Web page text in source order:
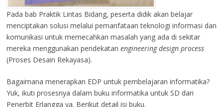
Pada bab Praktik Lintas Bidang, peserta didik akan belajar
menciptakan solusi melalui pemanfataan teknologi informasi dan
komunikasi untuk memecahkan masalah yang ada di sekitar
mereka menggunakan pendekatan engineering design process
(Proses Desain Rekayasa).
Bagaimana menerapkan EDP untuk pembelajaran informatika?
Yuk, ikuti prosesnya dalam buku informatika untuk SD dari
Penerbit Erlangga ya. Berikut detail isi buku.